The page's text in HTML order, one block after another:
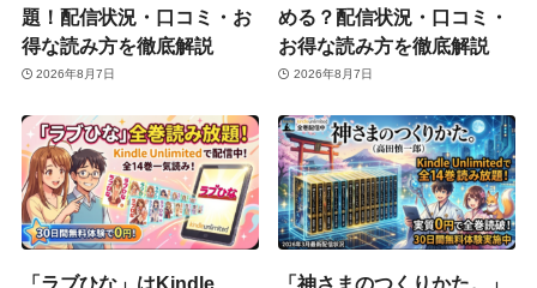
題！配信状況・口コミ・お
得な読み方を徹底解説
2026年8月7日
める？配信状況・口コミ・
お得な読み方を徹底解説
2026年8月7日
「ラブひな」はKindle 「神さまのつくりかた。」